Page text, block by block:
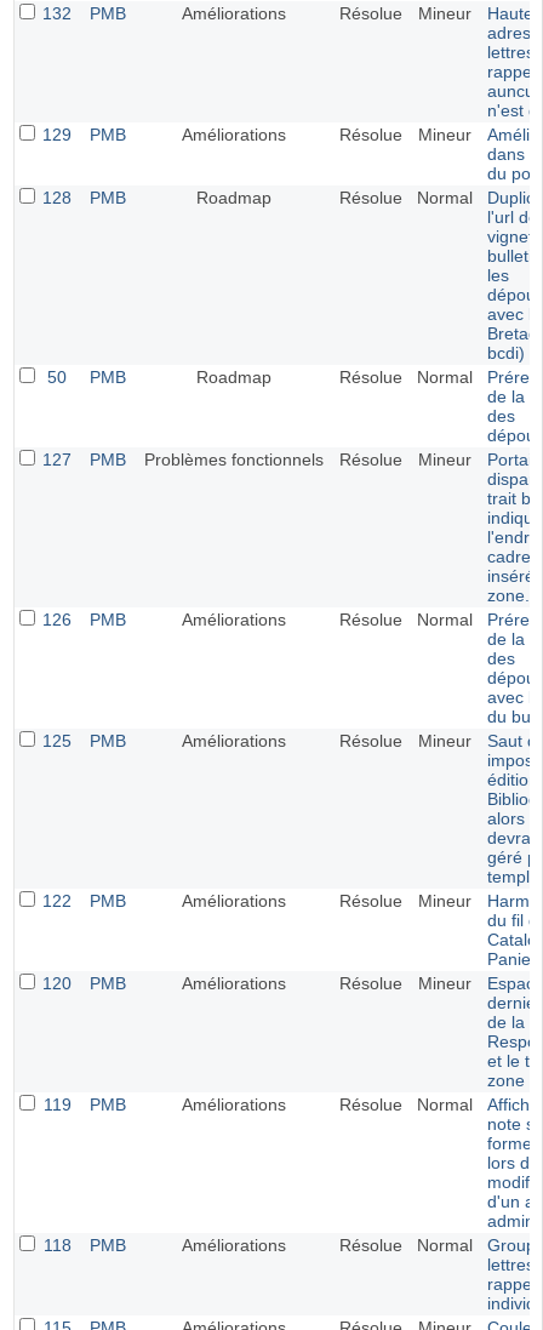
132
PMB Améliorations Résolue Mineur
lettres
rappel
n'est
129
PMB Améliorations Résolue Mineur
dans
du
128
PMB Roadmap Résolue Normal
l'url de
les
avec
bcdi)
50
PMB Roadmap Résolue Normal
de la
des
127
PMB Problèmes fonctionnels Résolue Mineur
Portail
trait
cadre
inséré
zone.
126
PMB Améliorations Résolue Normal
de la
des
avec
du
125
PMB Améliorations Résolue Mineur
Saut
édition
alors
géré
122
PMB Améliorations Résolue Mineur
du fil
120
PMB Améliorations Résolue Mineur
de la
et le
zone
119
PMB Améliorations Résolue Normal
note
forme
lors de
d'un
118
PMB Améliorations Résolue Normal
lettres
rappel